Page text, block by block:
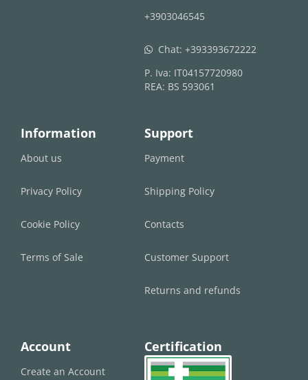
+3903046545
whatsapp Chat: +393393672222
P. Iva: IT04157720980
REA: BS 593061
Information
About us
Privacy Policy
Cookie Policy
Terms of Sale
Support
Payment
Shipping Policy
Contacts
Customer Support
Returns and refunds
Account
Create an Account
Certification